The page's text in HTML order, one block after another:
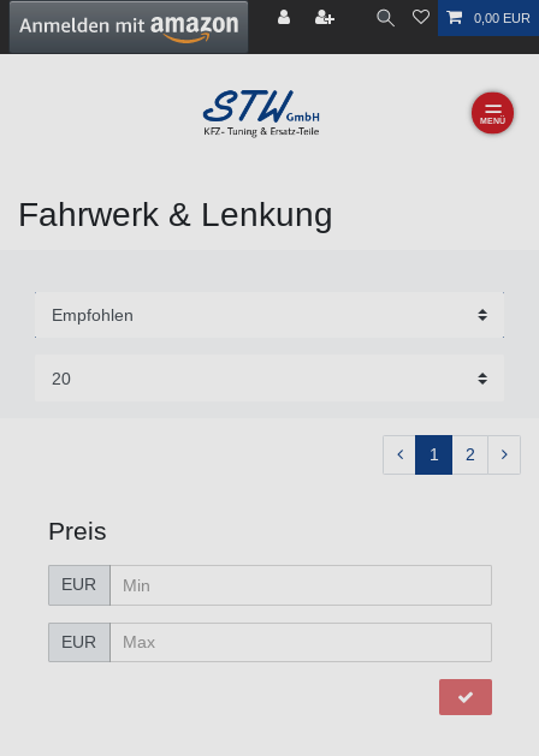
0,00 EUR
☰
Fahrwerk & Lenkung
1 2
Preis
EUR
EUR